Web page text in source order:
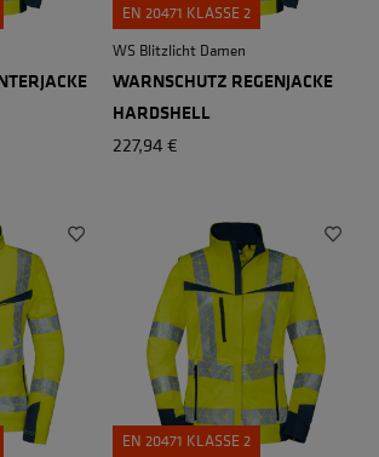
EN 20471 KLASSE 2
WS Blitzlicht Damen
WARNSCHUTZ REGENJACKE
HARDSHELL
227,94 €
EN 20471 KLASSE 2